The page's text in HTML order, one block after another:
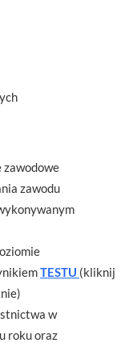
zawodu
TESTU (kliknij
w
roku oraz